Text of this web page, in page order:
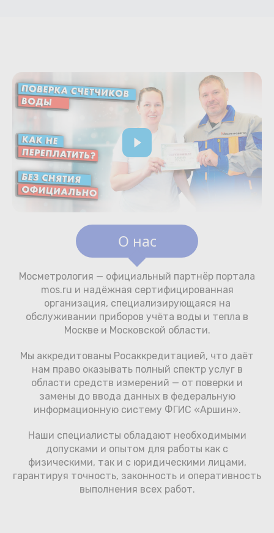
О нас
Мосметрология — официальный партнёр портала
mos.ru и надёжная сертифицированная
организация, специализирующаяся на
обслуживании приборов учёта воды и тепла в
Москве и Московской области.
Мы аккредитованы Росаккредитацией, что даёт
нам право оказывать полный спектр услуг в
области средств измерений — от поверки и
замены до ввода данных в федеральную
информационную систему ФГИС «Аршин».
Наши специалисты обладают необходимыми
допусками и опытом для работы как с
физическими, так и с юридическими лицами,
гарантируя точность, законность и оперативность
выполнения всех работ.